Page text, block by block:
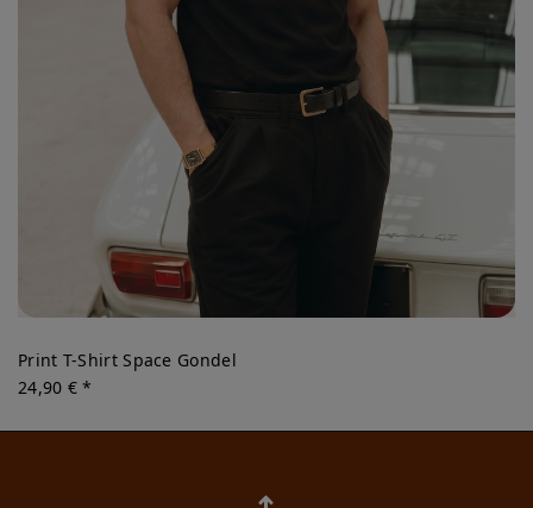
Print T-Shirt Space Gondel
24,90 € *